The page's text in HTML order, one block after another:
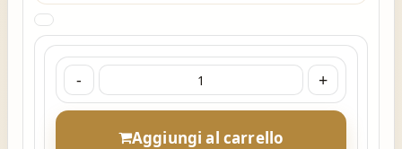
- +
Aggiungi al carrello